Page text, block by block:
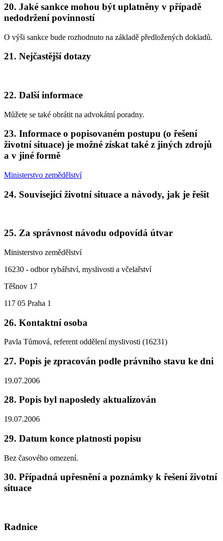
20. Jaké sankce mohou být uplatněny v případě
nedodržení povinností
O výši sankce bude rozhodnuto na základě předložených dokladů.
21. Nejčastější dotazy
22. Další informace
Můžete se také obrátit na advokátní poradny.
23. Informace o popisovaném postupu (o řešení
životní situace) je možné získat také z jiných zdrojů
a v jiné formě
Ministerstvo zemědělství
24. Související životní situace a návody, jak je řešit
25. Za správnost návodu odpovídá útvar
Ministerstvo zemědělství
16230 - odbor rybářství, myslivosti a včelařství
Těšnov 17
117 05 Praha 1
26. Kontaktní osoba
Pavla Tůmová, referent oddělení myslivosti (16231)
27. Popis je zpracován podle právního stavu ke dni
19.07.2006
28. Popis byl naposledy aktualizován
19.07.2006
29. Datum konce platnosti popisu
Bez časového omezení.
30. Případná upřesnění a poznámky k řešení životní
situace
Radnice